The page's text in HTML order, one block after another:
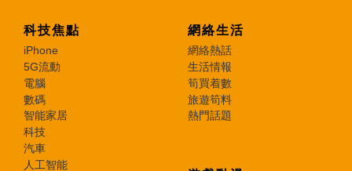
科技焦點
iPhone
5G流動
電腦
數碼
智能家居
科技
汽車
人工智能
網絡生活
網絡熱話
生活情報
筍買着數
旅遊筍料
熱門話題